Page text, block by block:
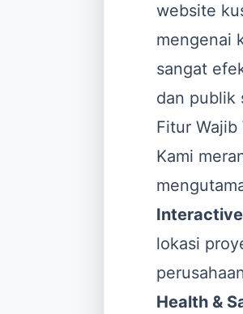
website
mengenai
sangat
dan publik
Fitur
Kami
lokasi
Health &